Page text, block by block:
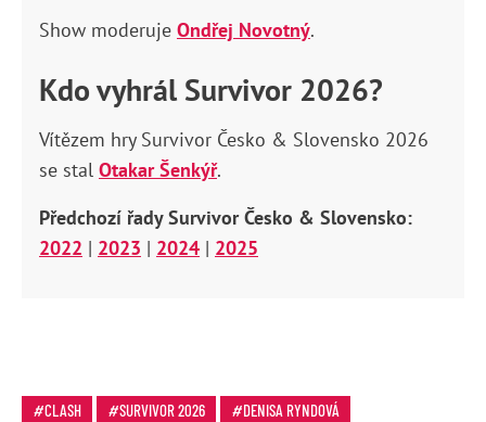
Show moderuje Ondřej Novotný.
Kdo vyhrál Survivor 2026?
Vítězem hry Survivor Česko & Slovensko 2026
se stal Otakar Šenkýř.
Předchozí řady Survivor Česko & Slovensko:
2022 | 2023 | 2024 | 2025
CLASH SURVIVOR 2026
DENISA RYNDOVÁ